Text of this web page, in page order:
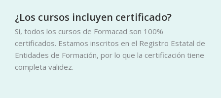
¿Los cursos incluyen certificado?
Sí, todos los cursos de Formacad son 100%
certificados. Estamos inscritos en el Registro Estatal de
Entidades de Formación, por lo que la certificación tiene
completa validez.